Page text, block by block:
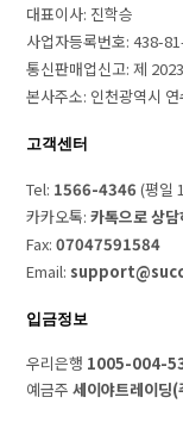
대표이사: 진학승
사업자등록번호: 438-
통신판매업신고: 제
본사주소: 인천광역시
고객센터
Tel: 1566-4346 (평일
카카오톡:카톡으로 상
Fax:07047591584
Email:
입금정보
우리은행 1005-004-
예금주세이야트레이딩(